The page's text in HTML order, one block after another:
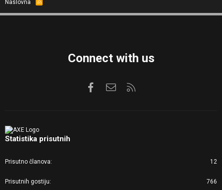
Naslovna
R
S
Connect with us
FacebookKontaktirajte nas
Statistika prisutnih
Prisutno članova 12
Prisutnih gostiju 766